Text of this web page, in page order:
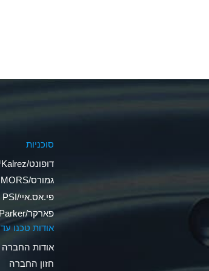
סוכניות
דופונט/Kalrez™
גמורס/GMORS
פי.אס.איי/PSI
פארקר/Parker
אודות טכנו עד
אודות החברה
חזון החברה